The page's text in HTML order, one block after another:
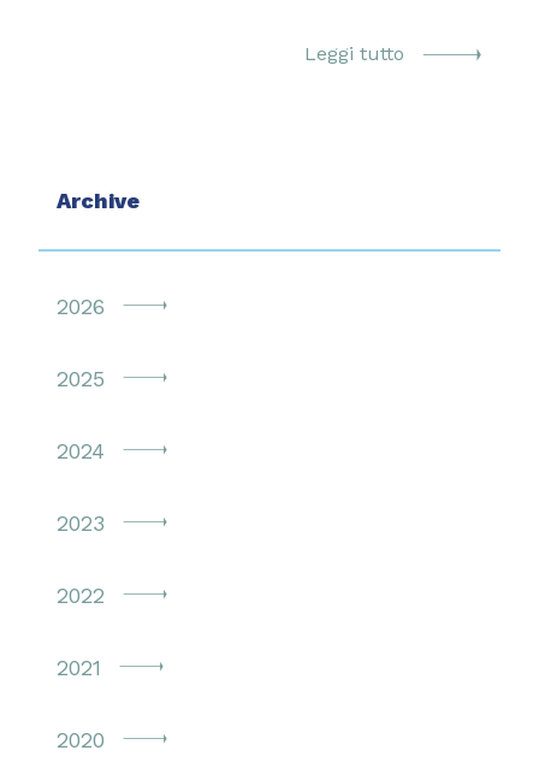
Leggi tutto
Archive
2026
2025
2024
2023
2022
2021
2020